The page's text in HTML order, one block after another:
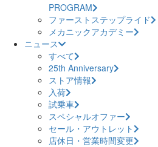
PROGRAM
ファーストステップライド
メカニックアカデミー
ニュース
すべて
25th Anniversary
ストア情報
入荷
試乗車
スペシャルオファー
セール・アウトレット
店休日・営業時間変更